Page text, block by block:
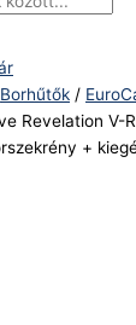
Borhűtők /
Revelation V-
+